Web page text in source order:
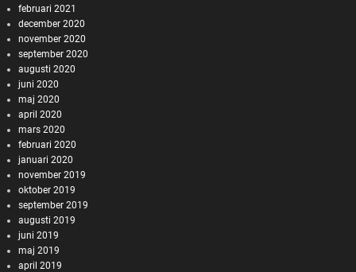
februari 2021
december 2020
november 2020
september 2020
augusti 2020
juni 2020
maj 2020
april 2020
mars 2020
februari 2020
januari 2020
november 2019
oktober 2019
september 2019
augusti 2019
juni 2019
maj 2019
april 2019